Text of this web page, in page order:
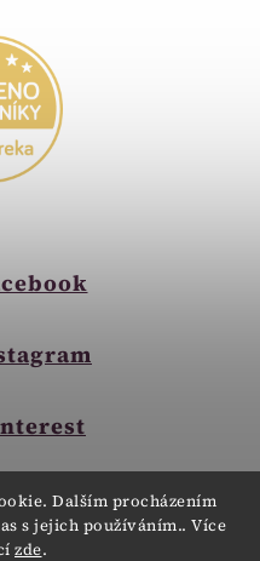
Dalším procházením
s jejich používáním.. Více
zde.
2023